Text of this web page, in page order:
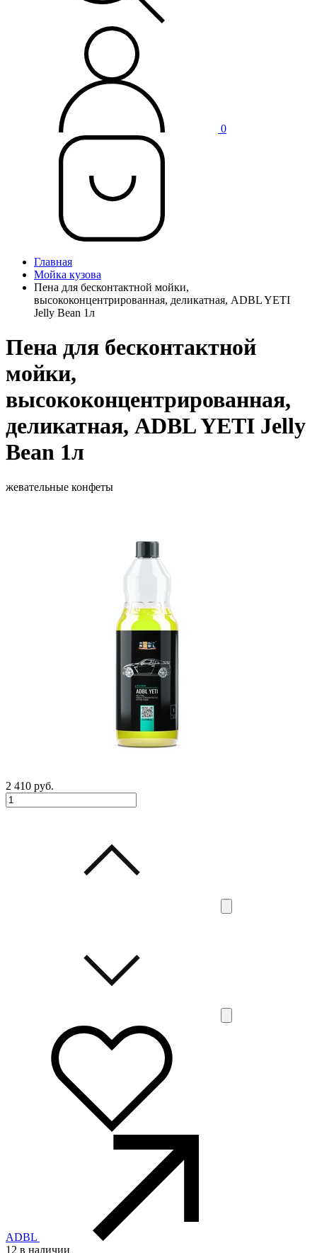
0
Главная
Мойка кузова
Пена для бесконтактной мойки,
высококонцентрированная, деликатная, ADBL YETI
Jelly Bean 1л
Пена для бесконтактной
мойки,
высококонцентрированная,
деликатная, ADBL YETI Jelly
Bean 1л
жевательные конфеты
2 410 руб.
ADBL
12 в наличии